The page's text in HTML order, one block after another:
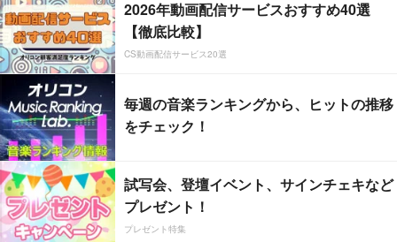
2026年動画配信サービスおすすめ40選
【徹底比較】
CS動画配信サービス20選
毎週の音楽ランキングから、ヒットの推移
をチェック！
試写会、登壇イベント、サインチェキなど
プレゼント！
プレゼント特集